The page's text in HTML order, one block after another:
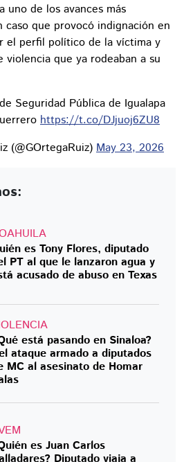
uno de los avances más
que provocó indignación en
el perfil político de la víctima y
que ya rodeaban a su
Seguridad Pública de Igualapa
https://t.co/DJjuoj6ZU8
(@GOrtegaRuiz) May 23, 2026
es Tony Flores, diputado
PT al que le lanzaron agua y
acusado de abuso en Texas
está pasando en Sinaloa?
ataque armado a diputados
MC al asesinato de Homar
es Juan Carlos